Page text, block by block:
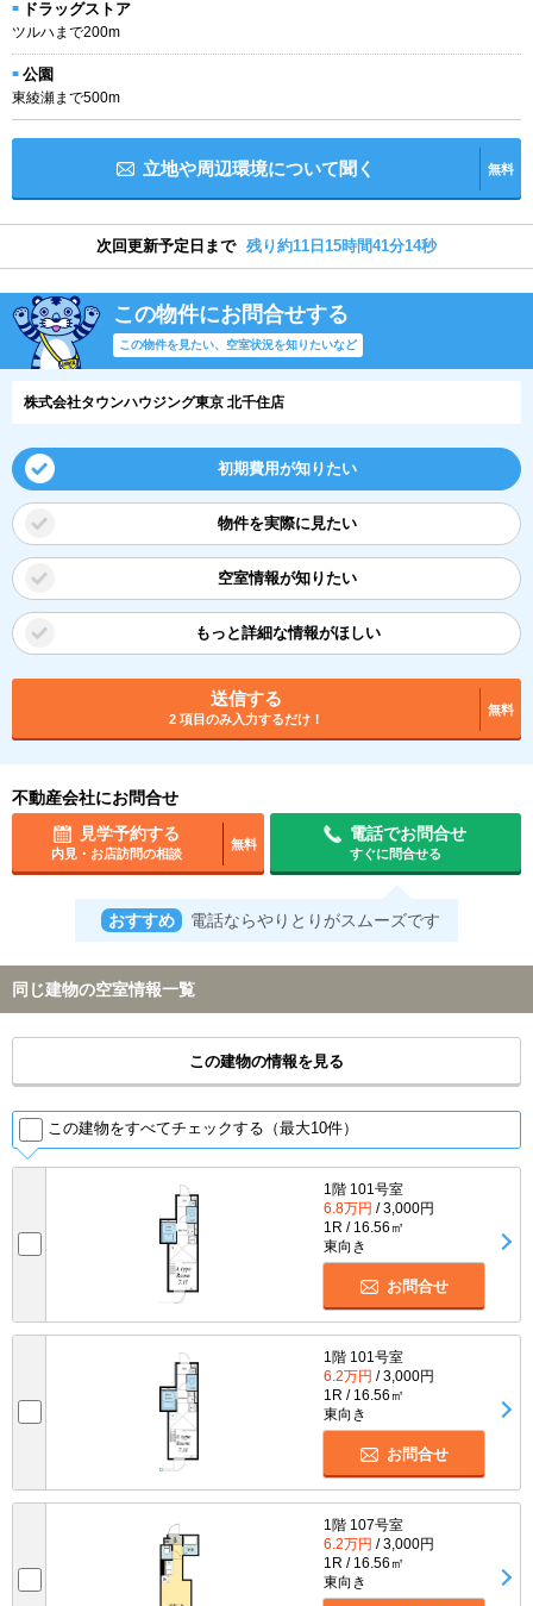
ドラッグストア
ツルハまで200m
公園
東綾瀬まで500m
立地や周辺環境について聞く 無料
次回更新予定日まで 残り約11日15時間41分13秒
この物件にお問合せする
この物件を見たい、空室状況を知りたいなど
株式会社タウンハウジング東京 北千住店
初期費用が知りたい
物件を実際に見たい
空室情報が知りたい
もっと詳細な情報がほしい
送信する
2 項目のみ入力するだけ！
無料
不動産会社にお問合せ
見学予約する
内見・お店訪問の相談
無料
電話でお問合せ
すぐに問合せる
おすすめ 電話ならやりとりがスムーズです
同じ建物の空室情報一覧
この建物の情報を見る
この建物をすべてチェックする（最大10件）
1階 101号室
6.8万円 / 3,000円
1R / 16.56㎡
東向き
お問合せ
1階 101号室
6.2万円 / 3,000円
1R / 16.56㎡
東向き
お問合せ
1階 107号室
6.2万円 / 3,000円
1R / 16.56㎡
東向き